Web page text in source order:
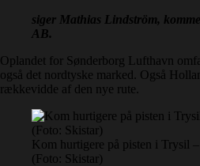
siger Mathias Lindström,
AB.
Oplandet for Sønderborg Lufthavn
også det nordtyske marked. Også
rækkevidde af den nye rute.
Kom hurtigere på pisten i Trysil
(Foto: Skistar)